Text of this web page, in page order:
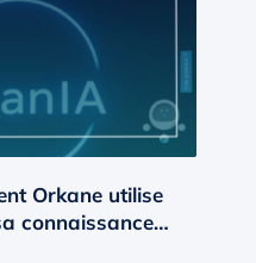
Orkane utilise
connaissance
?